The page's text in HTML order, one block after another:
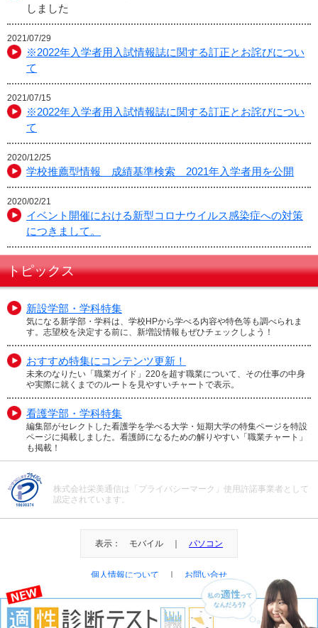
しました
2021/07/29
※2022年入学者用入試情報誌に関する訂正とお詫びについ
て
2021/07/15
※2022年入学者用入試情報誌に関する訂正とお詫びについ
て
2020/12/25
学校推薦型情報 成績基準検索 2021年入学者用を公開
2020/02/21
イベント開催における新型コロナウイルス感染症への対策
につきまして。
トピックス
新設学部・学科特集
気になる新学部・学科は、学校HPから学べる内容や特色等も調べられま
す。志望校を決定する前に、新増設情報もぜひチェックしよう！
おすすめ特集にコンテンツ更新！
未来のなりたい「職業ガイド」220を超す職業について、その仕事の中身
や実際に就くまでのルートを見やすいチャートで表示。
看護学部・学科特集
編集部がセレクトした看護学を学べる大学・短期大学の特集ページを特設
ページに掲載しました。看護師になるための解りやすい「職業チャート」
も掲載！
株式会社栄美通信は「プライバシーマーク」使用許諾事業者として
認定されています。
表示： モバイル ｜ パソコン
個人情報について お問い合せ
＠Eibi Tsushin All Right Reserved.